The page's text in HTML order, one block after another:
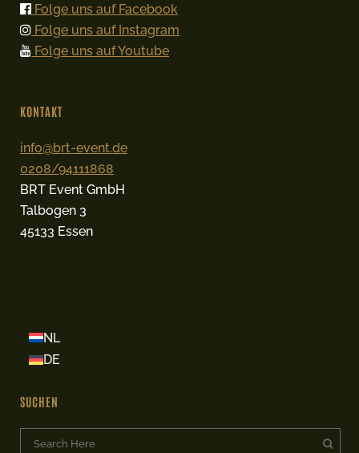
Folge uns auf Facebook
Folge uns auf Instagram
Folge uns auf Youtube
KONTAKT
info@brt-event.de
0208/94111868
BRT Event GmbH
Talbogen 3
45133 Essen
NL
DE
SUCHEN